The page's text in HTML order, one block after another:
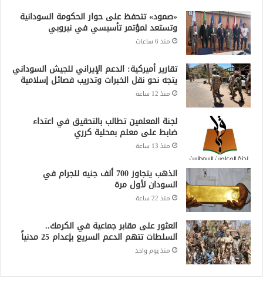
«صمود» تتحفظ على حوار الحكومة السودانية
وتستعد لمؤتمر تأسيسي في نيروبي
منذ 6 ساعات
تقارير أميركية: الدعم الإيراني للجيش السوداني
يتجه نحو نقل الخبرات وتدريب فصائل إسلامية
منذ 12 ساعة
لجنة المعلمين تطالب بالتحقيق في اعتداء
ضابط على معلم بمحلية كرري
منذ 13 ساعة
الذهب يتجاوز 700 ألف جنيه للجرام في
السودان لأول مرة
منذ 22 ساعة
العثور على مقابر جماعية في الكرمك..
السلطات تتهم الدعم السريع بإعدام 25 مدنياً
منذ يوم واحد